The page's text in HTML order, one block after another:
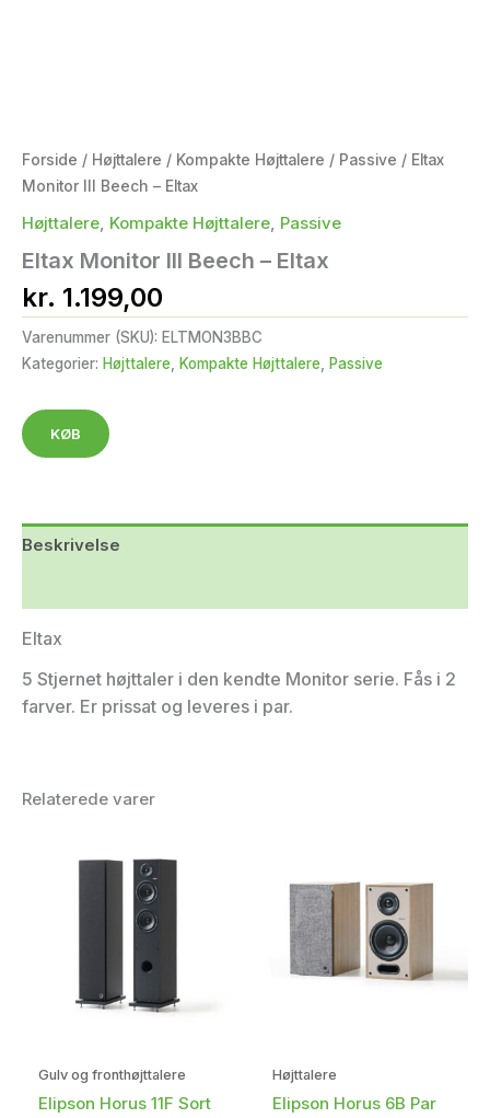
Forside / Højttalere / Kompakte Højttalere / Passive / Eltax
Monitor III Beech – Eltax
Højttalere Kompakte Højttalere Passive
Eltax Monitor III Beech – Eltax
kr. 1.199,00
Varenummer (SKU): ELTMON3BBC
Kategorier: Højttalere, Kompakte Højttalere, Passive
KØB
Beskrivelse
Eltax
5 Stjernet højttaler i den kendte Monitor serie. Fås i 2
farver. Er prissat og leveres i par.
Relaterede varer
Gulv og fronthøjttalere
Elipson Horus 11F Sort
Højttalere
Elipson Horus 6B Par